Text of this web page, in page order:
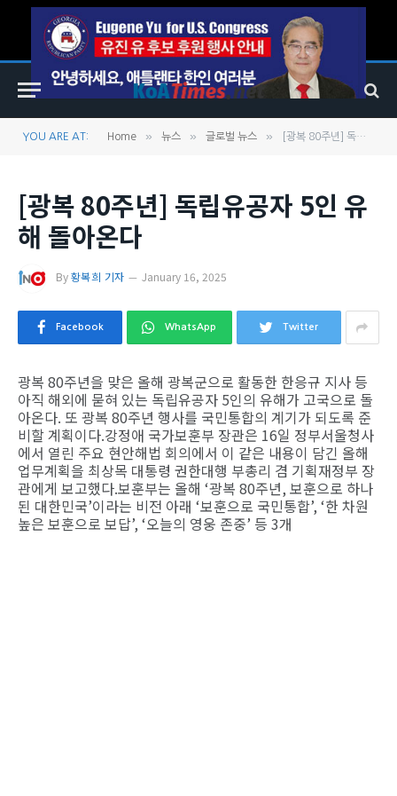
YOU ARE AT: Home » 뉴스 » 글로벌 뉴스 » [광복 80주년] 독립유공자 5인 유해 돌아온다
[광복 80주년] 독립유공자 5인 유
해 돌아온다
By황복희 기자 January 16, 2025
Facebook WhatsApp Twitter
광복 80주년을 맞은 올해 광복군으로 활동한 한응규 지사 등
아직 해외에 묻혀 있는 독립유공자 5인의 유해가 고국으로 돌
아온다. 또 광복 80주년 행사를 국민통합의 계기가 되도록 준
비할 계획이다.강정애 국가보훈부 장관은 16일 정부서울청사
에서 열린 주요 현안해법 회의에서 이 같은 내용이 담긴 올해
업무계획을 최상목 대통령 권한대행 부총리 겸 기획재정부 장
관에게 보고했다.보훈부는 올해 ‘광복 80주년, 보훈으로 하나
된 대한민국’이라는 비전 아래 ‘보훈으로 국민통합’, ‘한 차원
높은 보훈으로 보답’, ‘오늘의 영웅 존중’ 등 3개